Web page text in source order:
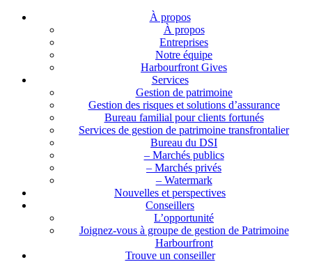
À propos
À propos
Entreprises
Notre équipe
Harbourfront Gives
Services
Gestion de patrimoine
Gestion des risques et solutions d’assurance
Bureau familial pour clients fortunés
Services de gestion de patrimoine transfrontalier
Bureau du DSI
– Marchés publics
– Marchés privés
– Watermark
Nouvelles et perspectives
Conseillers
L’opportunité
Joignez-vous à groupe de gestion de Patrimoine
Harbourfront
Trouve un conseiller